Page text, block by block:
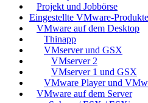
Projekt und Jobbörse
Eingestellte VMware-Produkte
VMware auf dem Desktop
Thinapp
VMserver und GSX
VMserver 2
VMserver 1 und GSX
VMware Player und
VMware auf dem Server